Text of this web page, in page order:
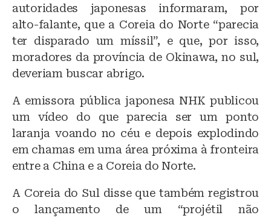
autoridades japonesas informaram, por
alto-falante, que a Coreia do Norte “parecia
ter disparado um míssil”, e que, por isso,
moradores da província de Okinawa, no sul,
deveriam buscar abrigo.
A emissora pública japonesa NHK publicou
um vídeo do que parecia ser um ponto
laranja voando no céu e depois explodindo
em chamas em uma área próxima à fronteira
entre a China e a Coreia do Norte.
A Coreia do Sul disse que também registrou
o lançamento de um “projétil não